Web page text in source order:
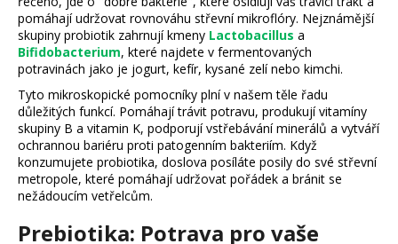
pomáhají udržovat rovnováhu střevní mikroflóry. Nejznámější
skupiny probiotik zahrnují kmeny Lactobacillus a
Bifidobacterium, které najdete v fermentovaných
potravinách jako je jogurt, kefír, kysané zelí nebo kimchi.
Tyto mikroskopické pomocníky plní v našem těle řadu
důležitých funkcí. Pomáhají trávit potravu, produkují vitamíny
skupiny B a vitamin K, podporují vstřebávání minerálů a vytváří
ochrannou bariéru proti patogenním bakteriím. Když
konzumujete probiotika, doslova posíláte posily do své střevní
metropole, které pomáhají udržovat pořádek a bránit se
nežádoucím vetřelcům.
Prebiotika: Potrava pro vaše
t
?
HLEDAT
D
o